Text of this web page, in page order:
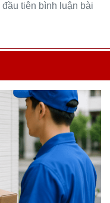
tiên bình luận bài